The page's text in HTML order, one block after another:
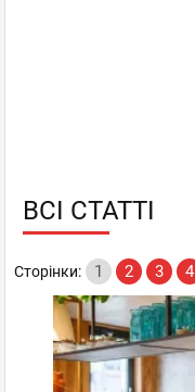
ВСІ СТАТТІ
Сторінки: 1 2 3 4